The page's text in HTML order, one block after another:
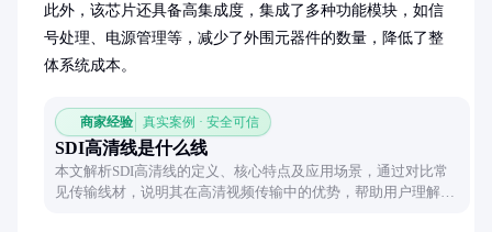
此外，该芯片还具备高集成度，集成了多种功能模块，如信
号处理、电源管理等，减少了外围元器件的数量，降低了整
体系统成本。
商家经验 真实案例 · 安全可信
SDI高清线是什么线
本文解析SDI高清线的定义、核心特点及应用场景，通过对比常
见传输线材，说明其在高清视频传输中的优势，帮助用户理解其